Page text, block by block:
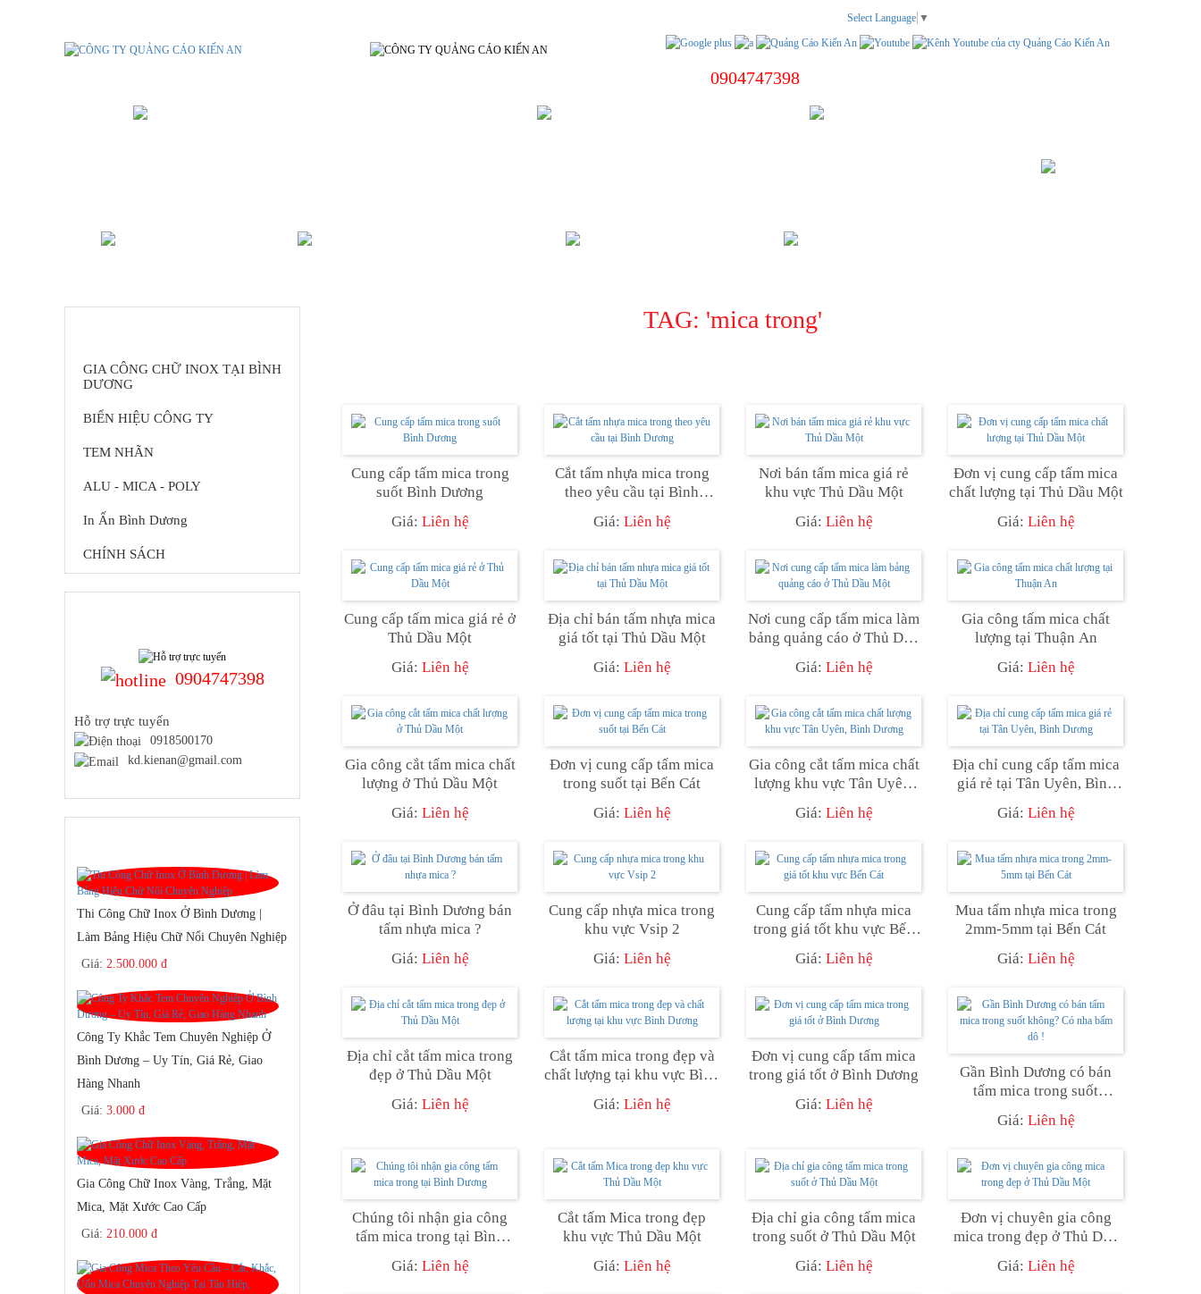
Select Language ▼
0904747398
GIA CÔNG CHỮ INOX TẠI BÌNH
DƯƠNG
BIỂN HIỆU CÔNG TY
TEM NHÃN
ALU - MICA - POLY
In Ấn Bình Dương
CHÍNH SÁCH
0904747398
Hỗ trợ trực tuyến
0918500170
kd.kienan@gmail.com
Thi Công Chữ Inox Ở Bình Dương |
Làm Bảng Hiệu Chữ Nổi Chuyên Nghiệp
Giá: 2.500.000 đ
Công Ty Khắc Tem Chuyên Nghiệp Ở
Bình Dương – Uy Tín, Giá Rẻ, Giao
Hàng Nhanh
Giá: 3.000 đ
Gia Công Chữ Inox Vàng, Trắng, Mặt
Mica, Mặt Xước Cao Cấp
Giá: 210.000 đ
TAG: 'mica trong'
Cung cấp tấm mica trong
suốt Bình Dương
Giá: Liên hệ
Cắt tấm nhựa mica trong
theo yêu cầu tại Bình
Giá: Liên hệ
Nơi bán tấm mica giá rẻ
khu vực Thủ Dầu Một
Giá: Liên hệ
Đơn vị cung cấp tấm mica
chất lượng tại Thủ Dầu Một
Giá: Liên hệ
Cung cấp tấm mica giá rẻ ở
Thủ Dầu Một
Giá: Liên hệ
Địa chỉ bán tấm nhựa mica
giá tốt tại Thủ Dầu Một
Giá: Liên hệ
Nơi cung cấp tấm mica làm
bảng quảng cáo ở Thủ Dầu
Giá: Liên hệ
Gia công tấm mica chất
lượng tại Thuận An
Giá: Liên hệ
Gia công cắt tấm mica chất
lượng ở Thủ Dầu Một
Giá: Liên hệ
Đơn vị cung cấp tấm mica
trong suốt tại Bến Cát
Giá: Liên hệ
Gia công cắt tấm mica chất
lượng khu vực Tân Uyên,
Giá: Liên hệ
Địa chỉ cung cấp tấm mica
giá rẻ tại Tân Uyên, Bình
Giá: Liên hệ
Ở đâu tại Bình Dương bán
tấm nhựa mica ?
Giá: Liên hệ
Cung cấp nhựa mica trong
khu vực Vsip 2
Giá: Liên hệ
Cung cấp tấm nhựa mica
trong giá tốt khu vực Bến
Giá: Liên hệ
Mua tấm nhựa mica trong
2mm-5mm tại Bến Cát
Giá: Liên hệ
Địa chỉ cắt tấm mica trong
đẹp ở Thủ Dầu Một
Giá: Liên hệ
Cắt tấm mica trong đẹp và
chất lượng tại khu vực Bình
Giá: Liên hệ
Đơn vị cung cấp tấm mica
trong giá tốt ở Bình Dương
Giá: Liên hệ
Gần Bình Dương có bán
tấm mica trong suốt
Giá: Liên hệ
Chúng tôi nhận gia công
tấm mica trong tại Bình
Giá: Liên hệ
Cắt tấm Mica trong đẹp
khu vực Thủ Dầu Một
Giá: Liên hệ
Địa chỉ gia công tấm mica
trong suốt ở Thủ Dầu Một
Giá: Liên hệ
Đơn vị chuyên gia công
mica trong đẹp ở Thủ Dầu
Giá: Liên hệ